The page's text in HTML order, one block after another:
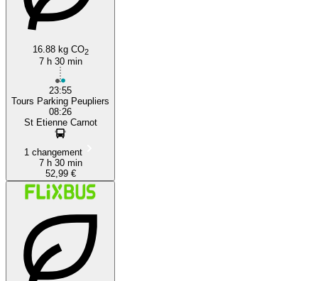
16.88 kg CO2
7 h 30 min
23:55
Tours Parking Peupliers
08:26
St Etienne Carnot
1 changement
7 h 30 min
52,99 €